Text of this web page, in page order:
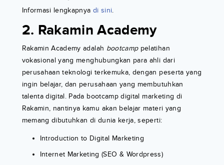
Informasi lengkapnya di sini.
2. Rakamin Academy
Rakamin Academy adalah bootcamppelatihan
vokasional yang menghubungkan para ahli dari
perusahaan teknologi terkemuka, dengan peserta yang
ingin belajar, dan perusahaan yang membutuhkan
talenta digital. Pada bootcamp digital marketing di
Rakamin, nantinya kamu akan belajar materi yang
memang dibutuhkan di dunia kerja, seperti:
Introduction to Digital Marketing
Internet Marketing (SEO & Wordpress)